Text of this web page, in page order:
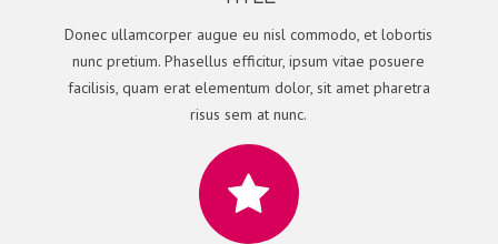
Donec ullamcorper augue eu nisl commodo, et lobortis
nunc pretium. Phasellus efficitur, ipsum vitae posuere
facilisis, quam erat elementum dolor, sit amet pharetra
risus sem at nunc.